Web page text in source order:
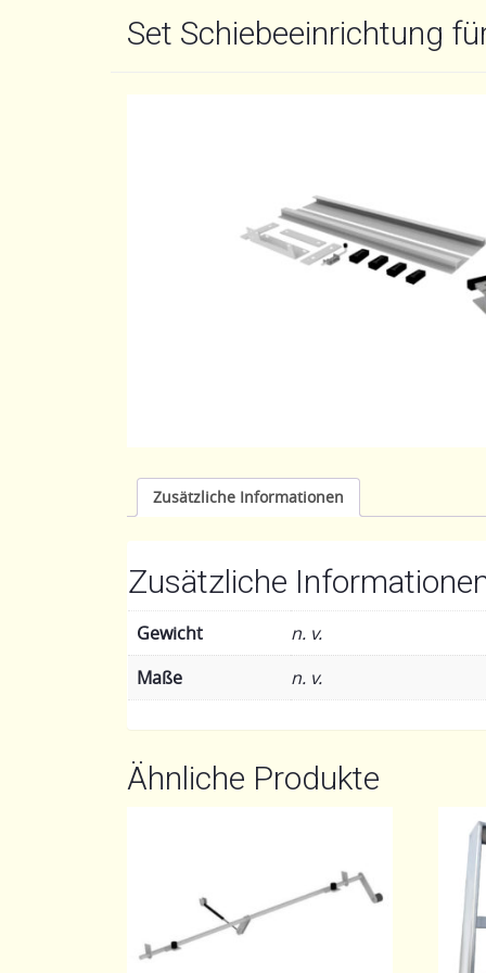
Set Schiebeeinrichtung
Zusätzliche Informationen
Zusätzliche
Gewicht
n. v.
Maße
n. v.
Ähnliche Produkte